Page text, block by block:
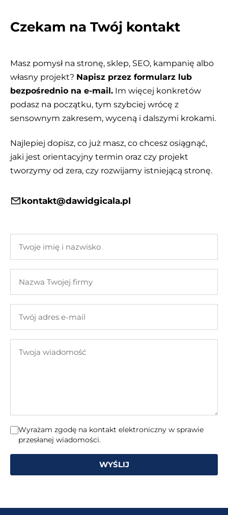
Czekam na Twój kontakt
Masz pomysł na stronę, sklep, SEO, kampanię albo
własny projekt? Napisz przez formularz lub
bezpośrednio na e-mail. Im więcej konkretów
podasz na początku, tym szybciej wrócę z
sensownym zakresem, wyceną i dalszymi krokami.
Najlepiej dopisz, co już masz, co chcesz osiągnąć,
jaki jest orientacyjny termin oraz czy projekt
tworzymy od zera, czy rozwijamy istniejącą stronę.
kontakt@dawidgicala.pl
imię
nazwisko
Twojej
adres
mail
wiadomość
Wyrażam zgodę na kontakt elektroniczny w sprawie
przesłanej wiadomości.
WYŚLIJ